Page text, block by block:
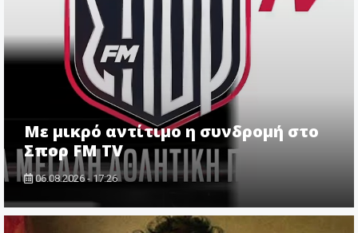
Με μικρό αντίτιμο η συνδρομή στο
Σπορ FM TV
06.08.2026 - 17:26